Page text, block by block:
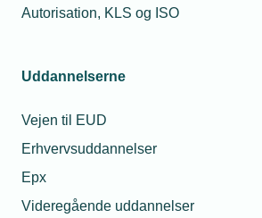
Autorisation, KLS og ISO
Uddannelserne
Vejen til EUD
Erhvervsuddannelser
Epx
Videregående uddannelser
27. maj 2026
pause i årevis
Relaterede nyheder